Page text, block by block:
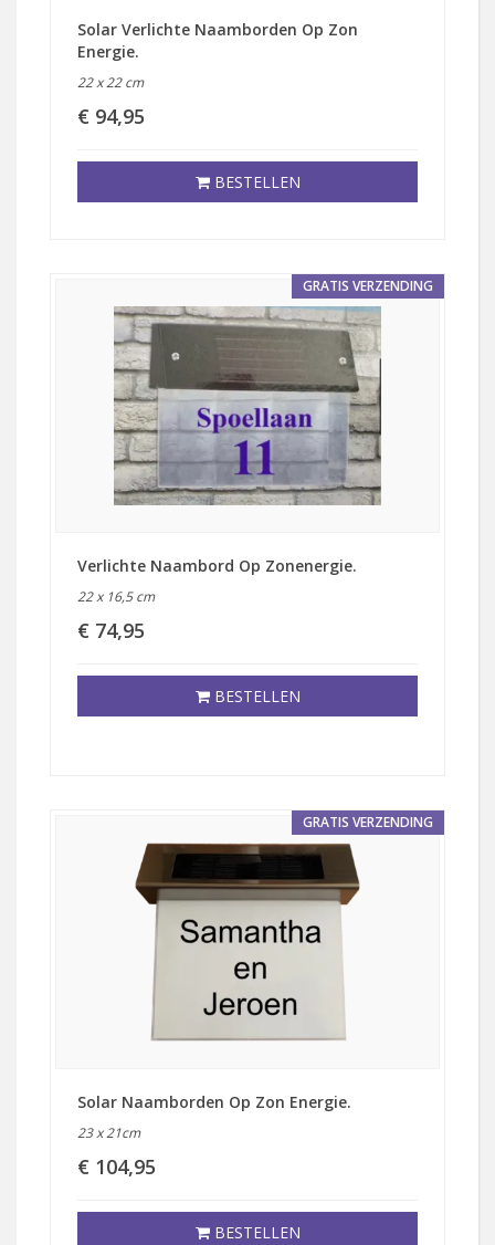
Solar Verlichte Naamborden Op Zon
Energie.
22 x 22 cm
€ 94,95
BESTELLEN
GRATIS VERZENDING
Verlichte Naambord Op Zonenergie.
22 x 16,5 cm
€ 74,95
BESTELLEN
GRATIS VERZENDING
Solar Naamborden Op Zon Energie.
23 x 21cm
€ 104,95
BESTELLEN